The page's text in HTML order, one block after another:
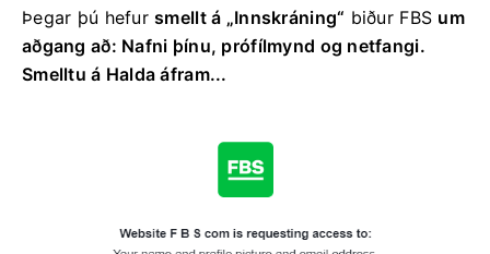
Þegar þú hefursmellt á „Innskráning“ biður FBS um
aðgang að: Nafni þínu, prófílmynd og netfangi.
Smelltu á Halda áfram...